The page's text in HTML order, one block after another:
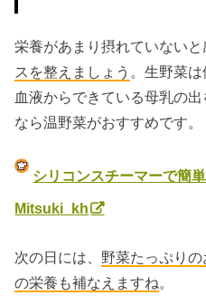
栄養があまり摂れていない
スを整えましょう 。生野菜は
血液からできている母乳の
なら温野菜がおすすめです。
シリコンスチーマーで簡
Mitsuki_kh
次の日には、 野菜たっぷり
の栄養も補なえますね。